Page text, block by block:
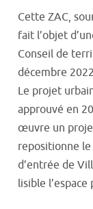
Cette ZAC,
fait l’objet
Conseil de
décembre
Le projet
approuvé en
œuvre un
repositionne
d’entrée de
lisible l’espace